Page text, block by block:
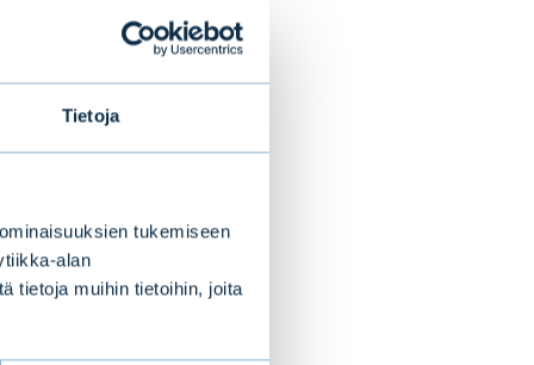
Tietoja
tukemiseen
alan
tietoja muihin tietoihin, joita
laadukkaan
data